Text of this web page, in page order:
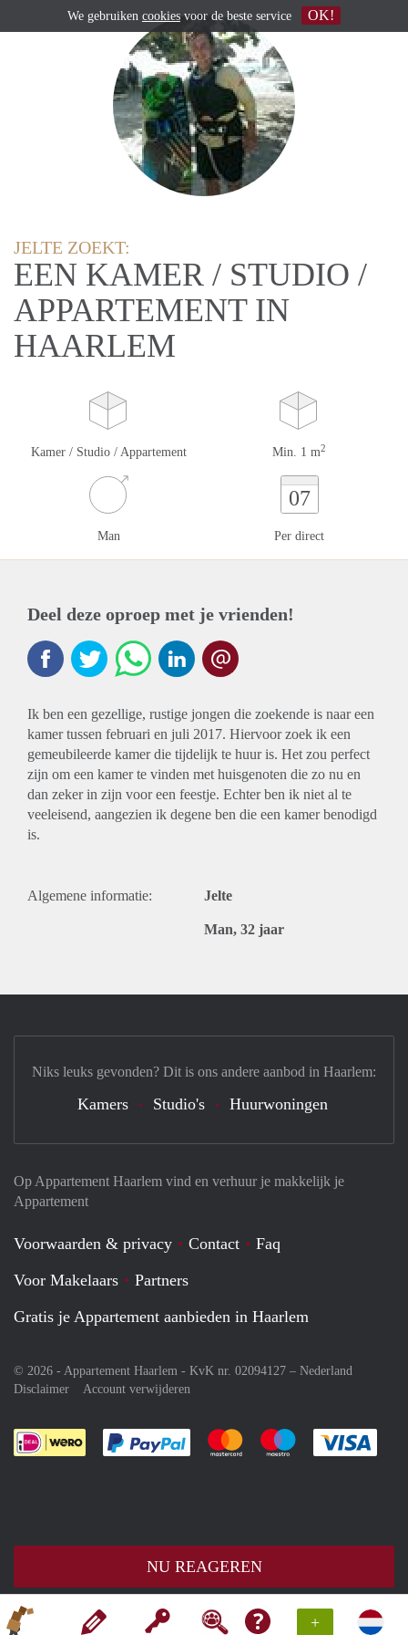
+
JELTE ZOEKT:
EEN KAMER / STUDIO /
APPARTEMENT IN
HAARLEM
Kamer / Studio / Appartement Min. 1 m2
Man
07
Per direct
Deel deze oproep met je vrienden!
Ik ben een gezellige, rustige jongen die zoekende is naar een
kamer tussen februari en juli 2017. Hiervoor zoek ik een
gemeubileerde kamer die tijdelijk te huur is. Het zou perfect
zijn om een kamer te vinden met huisgenoten die zo nu en
dan zeker in zijn voor een feestje. Echter ben ik niet al te
veeleisend, aangezien ik degene ben die een kamer benodigd
is.
Algemene informatie: Jelte
Man, 32 jaar
NU REAGEREN
Op Appartement Haarlem vind en verhuur je makkelijk je
Appartement
Voorwaarden & privacy Contact
Faq
Voor Makelaars
Partners
Gratis je Appartement aanbieden in Haarlem
© 2026 - Appartement Haarlem - KvK nr. 02094127 – Nederland
Disclaimer
Account verwijderen
Je rekent gemakkelijk af met Paypal
Je rekent gemakkelijk af met
Je rekent
Niks leuks gevonden? Dit is ons andere aanbod in Haarlem:
Kamers Studio's Huurwoningen
We gebruiken cookies voor de beste service OK!